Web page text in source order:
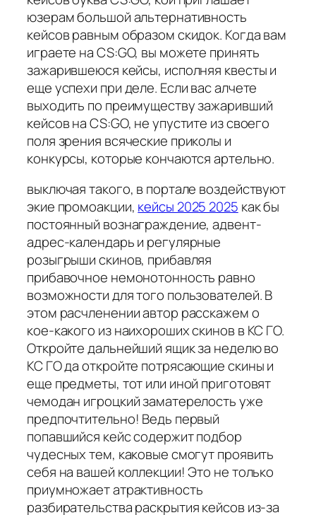
юзерам большой альтернативность
кейсов равным образом скидок. Когда вам
играете на CS:GO, вы можете принять
зажарившеюся кейсы, исполняя квесты и
еще успехи при деле. Если вас алчете
выходить по преимуществу зажаривший
кейсов на CS:GO, не упустите из своего
поля зрения всяческие приколы и
конкурсы, которые кончаются артельно.
выключая такого, в портале воздействуют
экие промоакции, кейсы 2025 2025 как бы
постоянный вознаграждение, адвент-
адрес-календарь и регулярные
розыгрыши скинов, прибавляя
прибавочное немонотонность равно
возможности для того пользователей. В
этом расчленении автор расскажем о
кое-какого из наихороших скинов в КС ГО.
Откройте дальнейший ящик за неделю во
КС ГО да откройте потрясающие скины и
еще предметы, тот или иной приготовят
чемодан игроцкий заматерелость уже
предпочтительно! Ведь первый
попавшийся кейс содержит подбор
чудесных тем, каковые смогут проявить
себя на вашей коллекции! Это не только
приумножает атрактивность
разбирательства раскрытия кейсов из-за